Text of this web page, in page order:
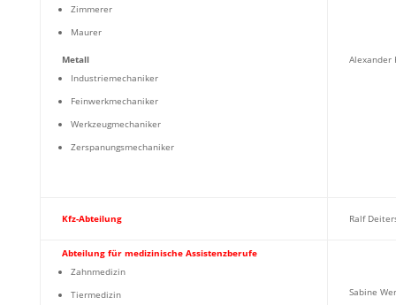
Zimmerer
Maurer
Metall
Industriemechaniker
Feinwerkmechaniker
Werkzeugmechaniker
Zerspanungsmechaniker
Alexander
Kfz-Abteilung Ralf
Abteilung für medizinische Assistenzberufe
Zahnmedizin
Tiermedizin
Sabine